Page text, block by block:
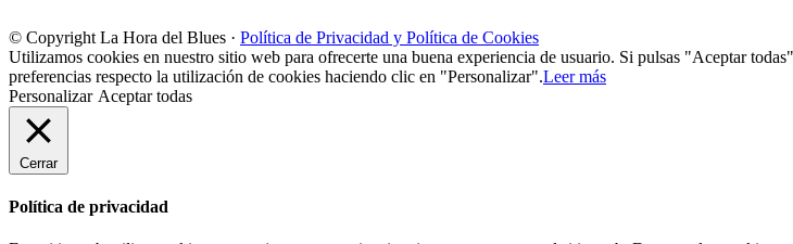
© Copyright La Hora del Blues · Política de Privacidad y Política de Cookies
Utilizamos cookies en nuestro sitio web para ofrecerte una buena experiencia de usuario. Si pulsas "Aceptar
preferencias respecto la utilización de cookies haciendo clic en "Personalizar".Leer más
Personalizar Aceptar todas
Cerrar
Política de privacidad